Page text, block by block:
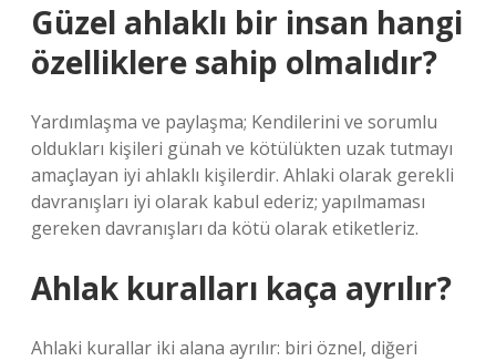
Güzel ahlaklı bir insan hangi
özelliklere sahip olmalıdır?
Yardımlaşma ve paylaşma; Kendilerini ve sorumlu
oldukları kişileri günah ve kötülükten uzak tutmayı
amaçlayan iyi ahlaklı kişilerdir. Ahlaki olarak gerekli
davranışları iyi olarak kabul ederiz; yapılmaması
gereken davranışları da kötü olarak etiketleriz.
Ahlak kuralları kaça ayrılır?
Ahlaki kurallar iki alana ayrılır: biri öznel, diğeri